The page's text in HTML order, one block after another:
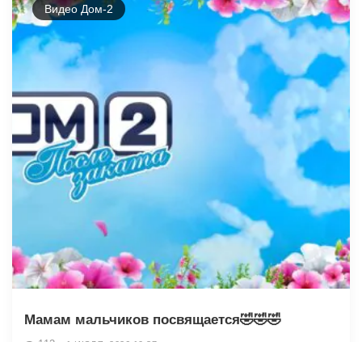
Видео Дом-2
Мамам мальчиков посвящается🤣🤣🤣